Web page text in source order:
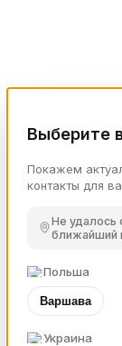
Выберите
Покажем
контакты для
Не удалось
ближайший
Польша
Варшава
Украина